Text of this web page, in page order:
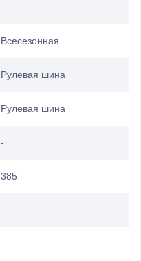
-
Всесезонная
Рулевая шина
Рулевая шина
-
385
-